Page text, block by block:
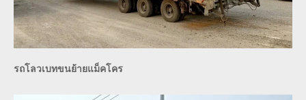
รถโลวเบทขนย้ายแม็คโคร